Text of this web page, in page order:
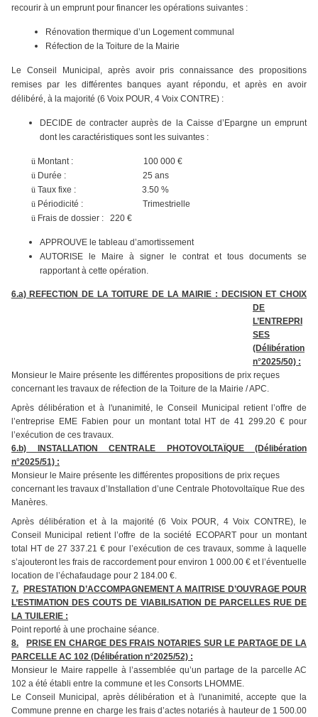
recourir à un emprunt pour financer les opérations suivantes :
Rénovation thermique d’un Logement communal
Réfection de la Toiture de la Mairie
Le Conseil Municipal, après avoir pris connaissance des propositions
remises par les différentes banques ayant répondu, et après en avoir
délibéré, à la majorité (6 Voix POUR, 4 Voix CONTRE) :
DECIDE de contracter auprès de la Caisse d’Epargne un emprunt
dont les caractéristiques sont les suivantes :
ü Montant : 100 000 €
ü Durée : 25 ans
ü Taux fixe : 3.50 %
ü Périodicité : Trimestrielle
ü Frais de dossier : 220 €
APPROUVE le tableau d’amortissement
AUTORISE le Maire à signer le contrat et tous documents se
rapportant à cette opération.
6.a) REFECTION DE LA TOITURE DE LA MAIRIE : DECISION ET CHOIX
DE
L’ENTREPRI
SES
(Délibération
n°2025/50) :
Monsieur le Maire présente les différentes propositions de prix reçues
concernant les travaux de réfection de la Toiture de la Mairie / APC.
Après délibération et à l'unanimité, le Conseil Municipal retient l’offre de
l’entreprise EME Fabien pour un montant total HT de 41 299.20 € pour
l’exécution de ces travaux.
6.b) INSTALLATION CENTRALE PHOTOVOLTAÏQUE (Délibération
n°2025/51) :
Monsieur le Maire présente les différentes propositions de prix reçues
concernant les travaux d’Installation d’une Centrale Photovoltaïque Rue des
Manères.
Après délibération et à la majorité (6 Voix POUR, 4 Voix CONTRE), le
Conseil Municipal retient l’offre de la société ECOPART pour un montant
total HT de 27 337.21 € pour l’exécution de ces travaux, somme à laquelle
s’ajouteront les frais de raccordement pour environ 1 000.00 € et l’éventuelle
location de l’échafaudage pour 2 184.00 €.
7.
PRESTATION D’ACCOMPAGNEMENT A MAITRISE D’OUVRAGE POUR
L’ESTIMATION DES COUTS DE VIABILISATION DE PARCELLES RUE DE
LA TUILERIE :
Point reporté à une prochaine séance.
8.
PRISE EN CHARGE DES FRAIS NOTARIES SUR LE PARTAGE DE LA
PARCELLE AC 102 (Délibération n°2025/52) :
Monsieur le Maire rappelle à l’assemblée qu’un partage de la parcelle AC
102 a été établi entre la commune et les Consorts LHOMME.
Le Conseil Municipal, après délibération et à l'unanimité, accepte que la
Commune prenne en charge les frais d’actes notariés à hauteur de 1 500.00